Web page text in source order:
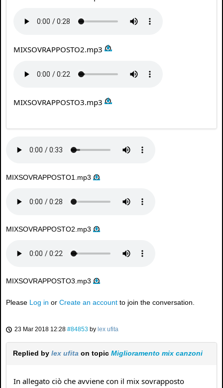
MIXSOVRAPPOSTO2.mp3
MIXSOVRAPPOSTO3.mp3
MIXSOVRAPPOSTO1.mp3
MIXSOVRAPPOSTO2.mp3
MIXSOVRAPPOSTO3.mp3
Please Log in or Create an account to join the conversation.
23 Mar 2018 12:28 #84853 by lex ufita
Replied by lex ufita on topic Miglioramento mix canzoni
In allegato ciò che avviene con il mix sovrapposto